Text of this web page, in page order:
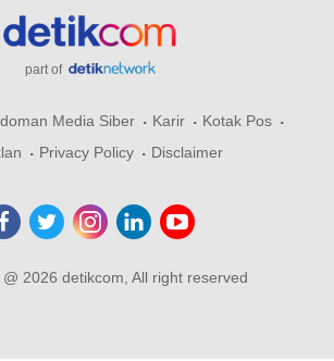
part of
Media Siber Karir
Kotak Pos
Privacy Policy Disclaimer
2026 detikcom, All right reserved